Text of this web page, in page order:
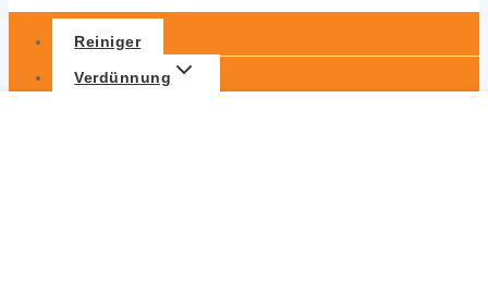
Reiniger
Verdünnung